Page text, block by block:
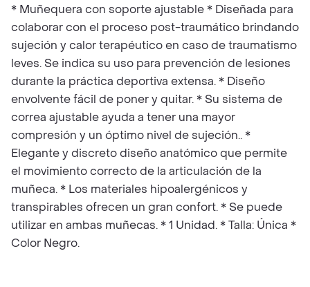
* Muñequera con soporte ajustable * Diseñada para
colaborar con el proceso post-traumático brindando
sujeción y calor terapéutico en caso de traumatismo
leves. Se indica su uso para prevención de lesiones
durante la práctica deportiva extensa. * Diseño
envolvente fácil de poner y quitar. * Su sistema de
correa ajustable ayuda a tener una mayor
compresión y un óptimo nivel de sujeción.. *
Elegante y discreto diseño anatómico que permite
el movimiento correcto de la articulación de la
muñeca. * Los materiales hipoalergénicos y
transpirables ofrecen un gran confort. * Se puede
utilizar en ambas muñecas. * 1 Unidad. * Talla: Única *
Color Negro.